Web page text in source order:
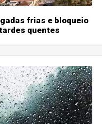
frias e bloqueio
quentes